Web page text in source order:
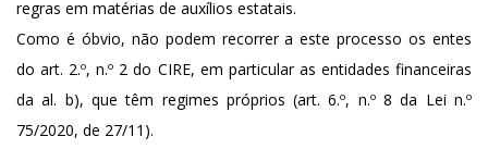
regras em matérias de auxílios estatais.
Como é óbvio, não podem recorrer a este processo os entes
do art. 2.º, n.º 2 do CIRE, em particular as entidades financeiras
da al. b), que têm regimes próprios (art. 6.º, n.º 8 da Lei n.º
75/2020, de 27/11).